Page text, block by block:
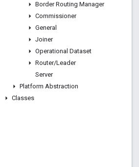
Border Routing Manager
Commissioner
General
Joiner
Operational Dataset
Router/Leader
Server
Platform Abstraction
Classes